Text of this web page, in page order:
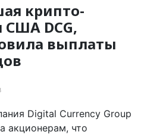
крипто-
DCG,
выплаты
Digital Currency Group
акционерам, что